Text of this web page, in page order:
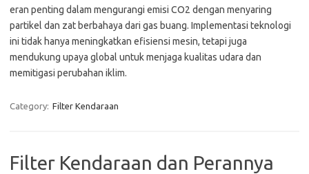
eran penting dalam mengurangi emisi CO2 dengan menyaring
partikel dan zat berbahaya dari gas buang. Implementasi teknologi
ini tidak hanya meningkatkan efisiensi mesin, tetapi juga
mendukung upaya global untuk menjaga kualitas udara dan
memitigasi perubahan iklim.
Category: Filter Kendaraan
Filter Kendaraan dan Perannya